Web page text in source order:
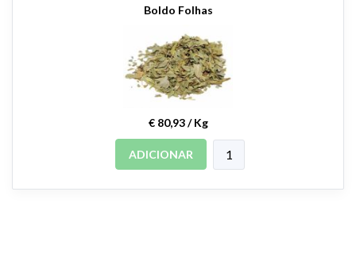
Boldo Folhas
€ 80,93 / Kg
ADICIONAR